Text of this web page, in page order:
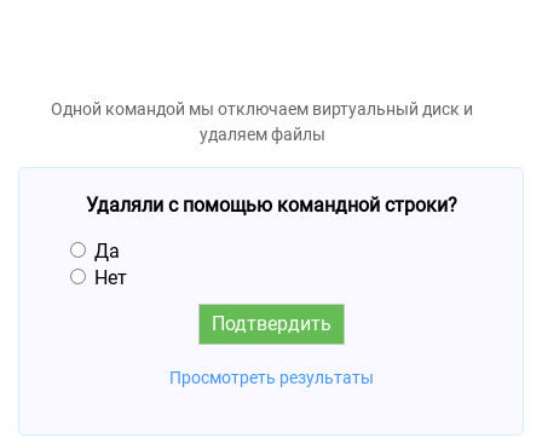
Одной командой мы отключаем виртуальный диск и
удаляем файлы
Удаляли с помощью командной строки?
Да
Нет
Просмотреть результаты